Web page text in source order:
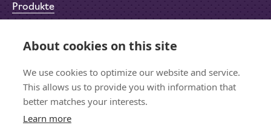
Produkte
Datenschutz
Impressum
Bleiben wir in Kontakt
About cookies on this site
We use cookies to optimize our website and service.
This allows us to provide you with information that
better matches your interests.
Learn more